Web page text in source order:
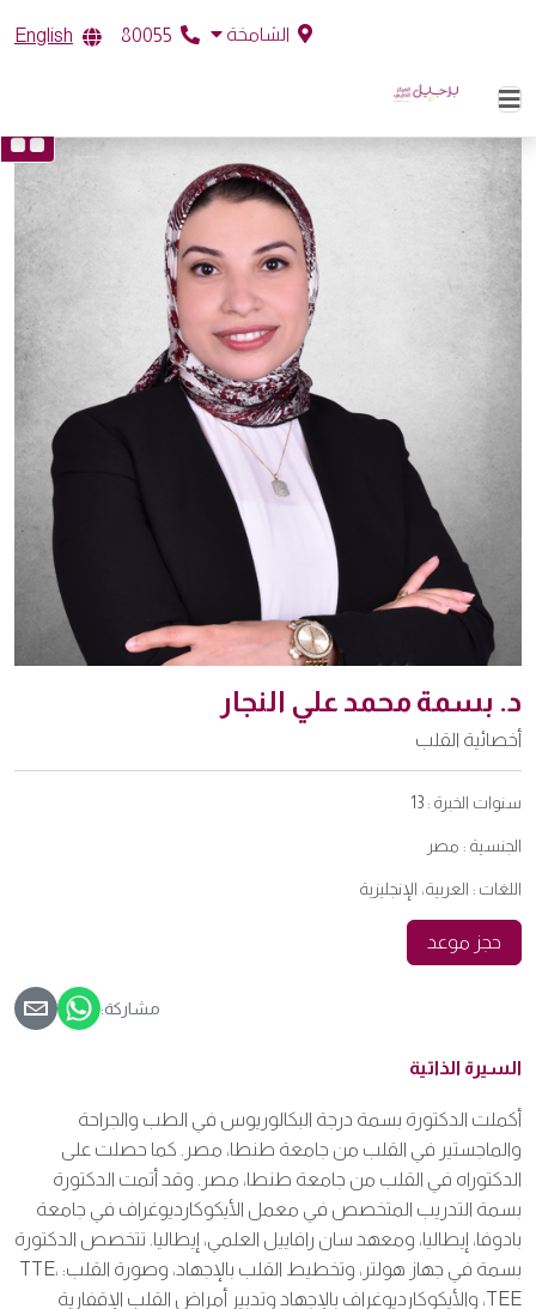
الشامخة English
د. بسمة محمد علي النجار
أخصائية القلب
سنوات الخبرة : 13
الجنسية : مصر
اللغات : العربية، الإنجليزية
حجز موعد
مشاركة:
السيرة الذاتية
أكملت الدكتورة بسمة درجة البكالوريوس في الطب والجراحة
والماجستير في القلب من جامعة طنطا، مصر. كما حصلت على
الدكتوراه في القلب من جامعة طنطا، مصر. وقد أتمت الدكتورة
بسمة التدريب المتخصص في معمل الأيكوكارديوغراف في جامعة
بادوفا، إيطاليا، ومعهد سان رافاييل العلمي، إيطاليا. تتخصص الدكتورة
بسمة في جهاز هولتر، وتخطيط القلب بالإجهاد، وصورة القلب: TTE،
TEE، والأيكوكارديوغراف بالإجهاد وتدبير أمراض القلب الإقفارية